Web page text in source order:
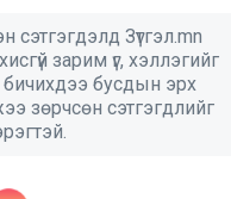
Зүтгэл.mn
зарим үг, хэллэгийг
бичихдээ бусдын эрх
зөрчсөн сэтгэгдлийг